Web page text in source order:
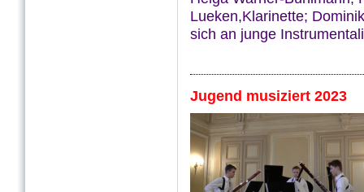
Lueken,Klarinette;
sich an junge
Jugend musiziert 2023